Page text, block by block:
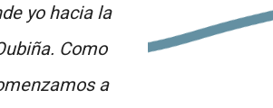
yo hacia la
Como
a